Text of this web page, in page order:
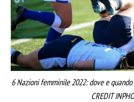
6 Nazioni femminile 2022: dove e
CREDIT